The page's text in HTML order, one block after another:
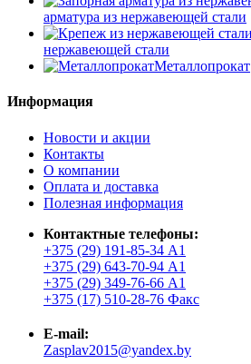
арматура из нержавеющей стали
нержавеющей стали
Металлопрокат
Информация
Новости и акции
Контакты
О компании
Оплата и доставка
Полезная информация
Контактные телефоны:
+375 (29) 191-85-34 А1
+375 (29) 643-70-94 А1
+375 (29) 349-76-66 А1
+375 (17) 510-28-76 Факс
E-mail:
Zasplav2015@yandex.by